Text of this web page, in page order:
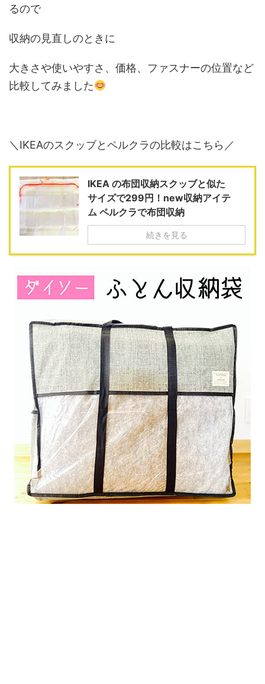
るので
収納の見直しのときに
大きさや使いやすさ、価格、ファスナーの位置など
比較してみました
＼IKEAのスクッブとペルクラの比較はこちら／
IKEA の布団収納スクッブと似た
サイズで299円！new収納アイテ
ム ペルクラで布団収納
続きを見る